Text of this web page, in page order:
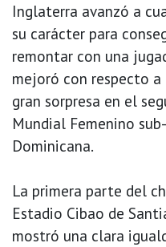
Inglaterra avanzó a
su carácter para
remontar con una
mejoró con respecto
gran sorpresa en el
Mundial Femenino
Dominicana.
La primera parte del
Estadio Cibao de
mostró una clara